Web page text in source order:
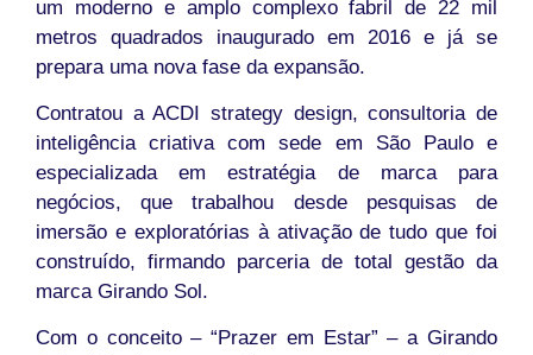
um moderno e amplo complexo fabril de 22 mil
metros quadrados inaugurado em 2016 e já se
prepara uma nova fase da expansão.
Contratou a ACDI strategy design, consultoria de
inteligência criativa com sede em São Paulo e
especializada em estratégia de marca para
negócios, que trabalhou desde pesquisas de
imersão e exploratórias à ativação de tudo que foi
construído, firmando parceria de total gestão da
marca Girando Sol.
Com o conceito – “Prazer em Estar” – a Girando